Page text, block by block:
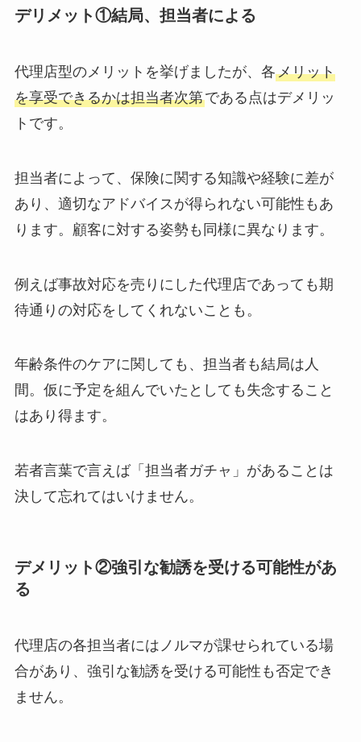
デリメット①結局、担当者による
代理店型のメリットを挙げましたが、各メリット
を享受できるかは担当者次第である点はデメリッ
トです。
担当者によって、保険に関する知識や経験に差が
あり、適切なアドバイスが得られない可能性もあ
ります。顧客に対する姿勢も同様に異なります。
例えば事故対応を売りにした代理店であっても期
待通りの対応をしてくれないことも。
年齢条件のケアに関しても、担当者も結局は人
間。仮に予定を組んでいたとしても失念すること
はあり得ます。
若者言葉で言えば「担当者ガチャ」があることは
決して忘れてはいけません。
デメリット②強引な勧誘を受ける可能性があ
る
代理店の各担当者にはノルマが課せられている場
合があり、強引な勧誘を受ける可能性も否定でき
ません。